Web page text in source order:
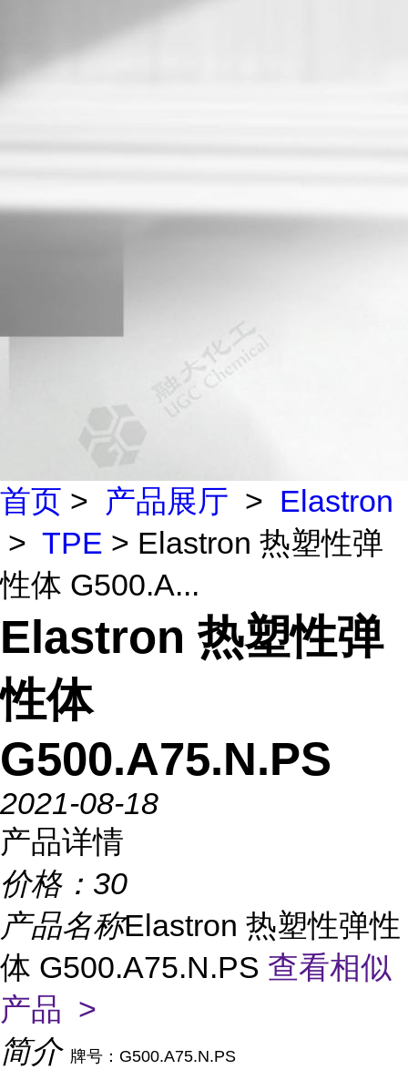
首页 > 产品展厅 > Elastron
> TPE > Elastron 热塑性弹
性体 G500.A...
Elastron 热塑性弹
性体
G500.A75.N.PS
2021-08-18
产品详情
价格： 30
产品名称Elastron 热塑性弹性
体 G500.A75.N.PS 查看相似
产品 >
简介 牌号：G500.A75.N.PS